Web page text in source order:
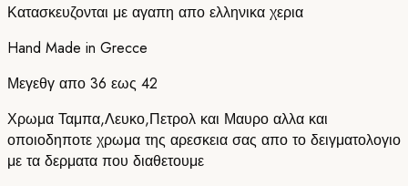
Κατασκευζονται με αγαπη απο ελληνικα χερια
Hand Made in Grecce
Μεγεθγ απο 36 εως 42
Χρωμα Ταμπα,Λευκο,Πετρολ και Μαυρο αλλα και
οποιοδηποτε χρωμα της αρεσκεια σας απο το δειγματολογιο
με τα δερματα που διαθετουμε